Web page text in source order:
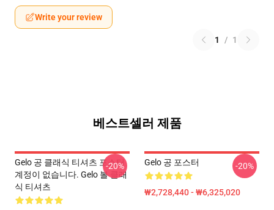
Write your review
1 / 1
베스트셀러 제품
Gelo 공 클래식 티셔츠 포스터
계정이 없습니다. Gelo 볼 클래
식 티셔츠
-20% Gelo 공 포스터
₩2,728,440 - ₩6,325,020
-20%